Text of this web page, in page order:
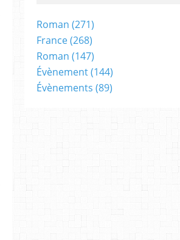
Roman (271)
France(268)
Roman (147)
Évènement(144)
Évènements (89)